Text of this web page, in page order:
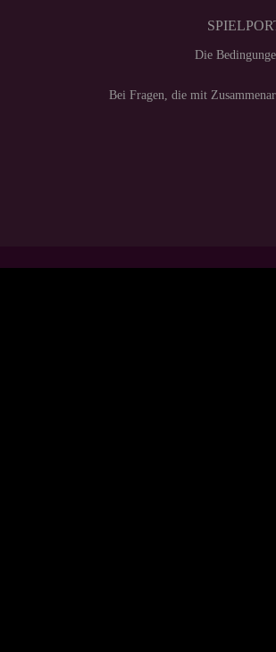
Die
Bei Fragen, die mit